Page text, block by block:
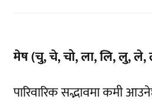
मेष (चु, चे, चो, ला, लि, लु, ले,
पारिवारिक सद्भावमा कमी